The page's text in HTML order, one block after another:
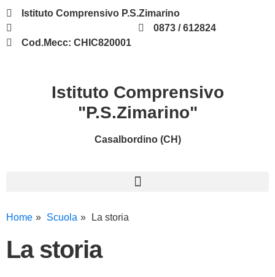
Istituto Comprensivo P.S.Zimarino
0873 / 612824
Cod.Mecc: CHIC820001
Istituto Comprensivo
"P.S.Zimarino"
Casalbordino (CH)
Home Scuola La storia
La storia